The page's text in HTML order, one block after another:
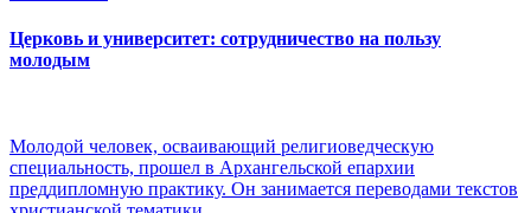
Церковь и университет: сотрудничество на пользу
молодым
Молодой человек, осваивающий религиоведческую
специальность, прошел в Архангельской епархии
преддипломную практику. Он занимается переводами текстов